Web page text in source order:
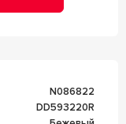
n086822
DD593220R